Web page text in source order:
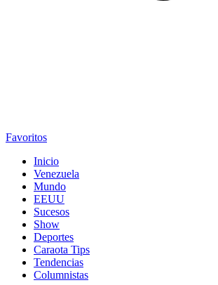
Favoritos
Inicio
Venezuela
Mundo
EEUU
Sucesos
Show
Deportes
Caraota Tips
Tendencias
Columnistas